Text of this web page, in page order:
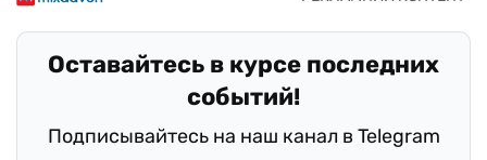
Оставайтесь в курсе последних
событий!
Подписывайтесь на наш канал в Telegram